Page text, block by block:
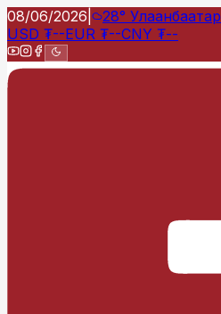
08/06/2026 28° Улаанбаатар
USD ₮--EUR ₮--CNY ₮--